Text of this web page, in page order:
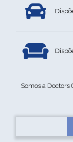
Somos a Doctors